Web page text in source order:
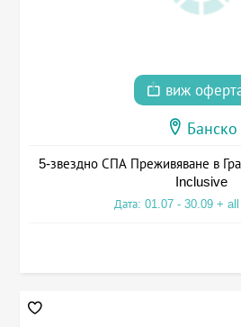
виж
Банско
5-звездно СПА Преживяване в
Inclusive
Дата: 01.07 - 30.09 +